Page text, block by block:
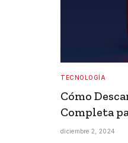
TECNOLOGÍA
Cómo
Completa
diciembre 2, 2024